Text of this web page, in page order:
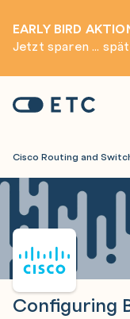
EARLY BIRD
Jetzt sparen ...
Startseite: ETC
Cisco Routing and
Configuring